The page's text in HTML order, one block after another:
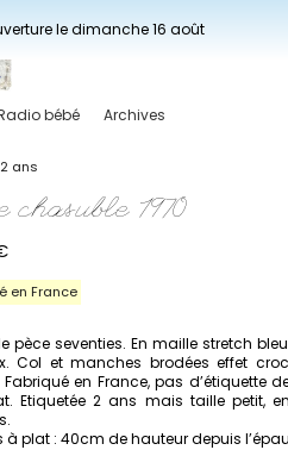
le dimanche 16 août
bébé Archives
ans
en France
chasuble 1970
pèce seventies. En maille stretch
Col et manches brodées effet
en France, pas d’étiquette
Etiquetée 2 ans mais taille petit,
à plat : 40cm de hauteur depuis